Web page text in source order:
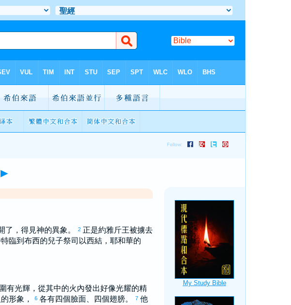
►
了，得見神的異象。 2 正是約雅斤王被擄去
臨到 布西的兒子祭司 以西結，耶和華的
有光輝，從其中的火內發出好像光耀的精
形象， 6 各有四個臉面、四個翅膀。 7 他